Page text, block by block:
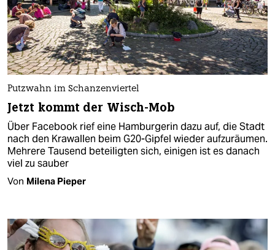
Putzwahn im Schanzenviertel
Jetzt kommt der Wisch-Mob
Über Facebook rief eine Hamburgerin dazu auf, die Stadt
nach den Krawallen beim G20-Gipfel wieder aufzuräumen.
Mehrere Tausend beteiligten sich, einigen ist es danach
viel zu sauber
Von Milena Pieper